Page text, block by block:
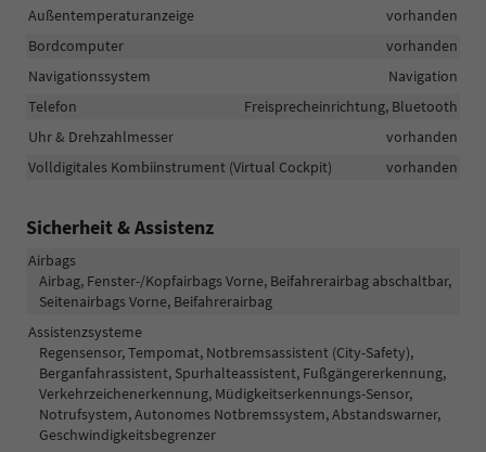
Außentemperaturanzeige
vorhanden
Bordcomputer
vorhanden
Navigationssystem
Navigation
Telefon
Freisprecheinrichtung, Bluetooth
Uhr & Drehzahlmesser
vorhanden
Volldigitales Kombiinstrument (Virtual Cockpit)
vorhanden
Sicherheit & Assistenz
Airbags
Airbag, Fenster-/Kopfairbags Vorne, Beifahrerairbag abschaltbar,
Seitenairbags Vorne, Beifahrerairbag
Assistenzsysteme
Regensensor, Tempomat, Notbremsassistent (City-Safety),
Berganfahrassistent, Spurhalteassistent, Fußgängererkennung,
Verkehrzeichenerkennung, Müdigkeitserkennungs-Sensor,
Notrufsystem, Autonomes Notbremssystem, Abstandswarner,
Geschwindigkeitsbegrenzer